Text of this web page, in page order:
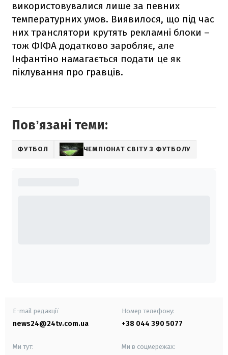
використовувалися лише за певних
температурних умов. Виявилося, що під час
них транслятори крутять рекламні блоки –
тож ФІФА додатково заробляє, але
Інфантіно намагається подати це як
піклування про гравців.
Повʼязані теми:
ФУТБОЛ ЧЕМПІОНАТ СВІТУ З ФУТБОЛУ
E-mail редакції
news24@24tv.com.ua
Номер телефону:
+38 044 390 5077
Ми тут: Ми в соцмережах: